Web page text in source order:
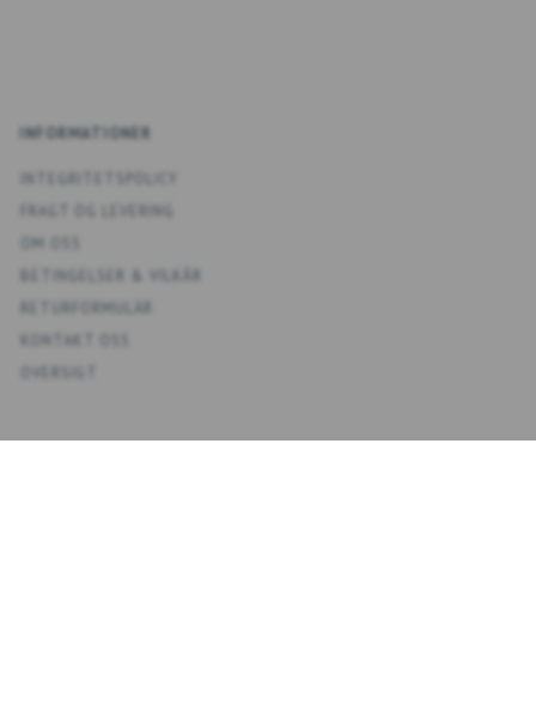
INFORMATIONER
OM OSS
RETURFORMULÄR
KONTAKT OSS